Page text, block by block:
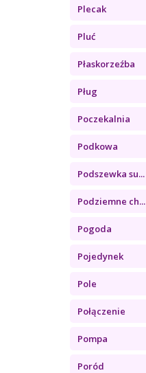
Plecak
Pluć
Płaskorzeźba
Pług
Poczekalnia
Podkowa
Podszewka su...
Podziemne ch...
Pogoda
Pojedynek
Pole
Połączenie
Pompa
Poród